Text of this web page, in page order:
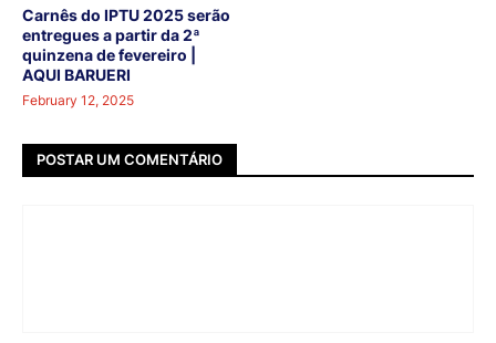
Carnês do IPTU 2025 serão
entregues a partir da 2ª
quinzena de fevereiro |
AQUI BARUERI
February 12, 2025
POSTAR UM COMENTÁRIO